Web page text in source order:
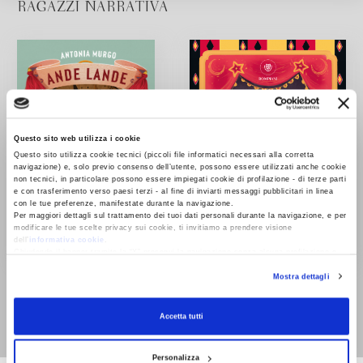
Questo sito web utilizza i cookie
Questo sito utilizza cookie tecnici (piccoli file informatici necessari alla corretta
navigazione) e, solo previo consenso dell’utente, possono essere utilizzati anche cookie
non tecnici, in particolare possono essere impiegati cookie di profilazione - di terze parti
e con trasferimento verso paesi terzi - al fine di inviarti messaggi pubblicitari in linea
con le tue preferenze, manifestate durante la navigazione.
Per maggiori dettagli sul trattamento dei tuoi dati personali durante la navigazione, e per
modificare le tue scelte privacy sui cookie, ti invitiamo a prendere visione
dell’
informativa cookie
RevocaMostra dettagli
Accetta tutti
Personalizza
RAGAZZI NARRATIVA
Antonia Murgo
Miss Dicembre e il
Antonia Murgo